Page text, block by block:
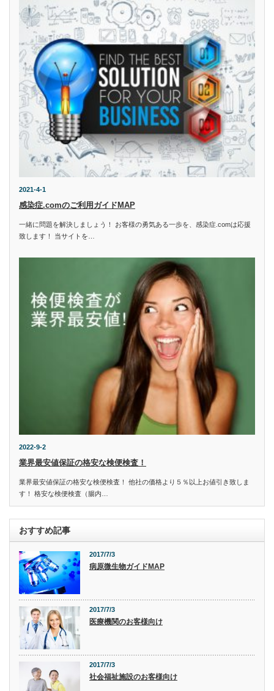
2021-4-1
感染症.comのご利用ガイドMAP
一緒に問題を解決しましょう！ お客様の勇気ある一歩を、感染症.comは応援
致します！ 当サイトを…
2022-9-2
業界最安値保証の格安な検便検査！
業界最安値保証の格安な検便検査！ 他社の価格より５％以上お値引き致しま
す！ 格安な検便検査（腸内…
おすすめ記事
2017/7/3
病原微生物ガイドMAP
2017/7/3
医療機関のお客様向け
2017/7/3
社会福祉施設のお客様向け